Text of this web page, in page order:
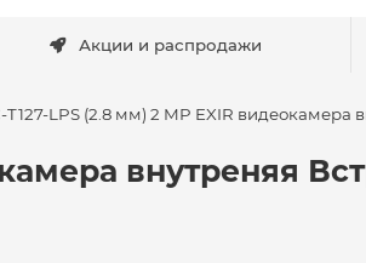
Акции и распродажи
T127-LPS (2.8 мм) 2 MP EXIR видеокамера
внутреняя